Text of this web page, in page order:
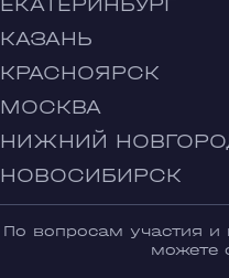
ЕКАТЕРИНБУРГ
КАЗАНЬ
КРАСНОЯРСК
МОСКВА
НИЖНИЙ
НОВОСИБИРСК
По вопросам участия
можете